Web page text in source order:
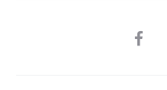
SHARE